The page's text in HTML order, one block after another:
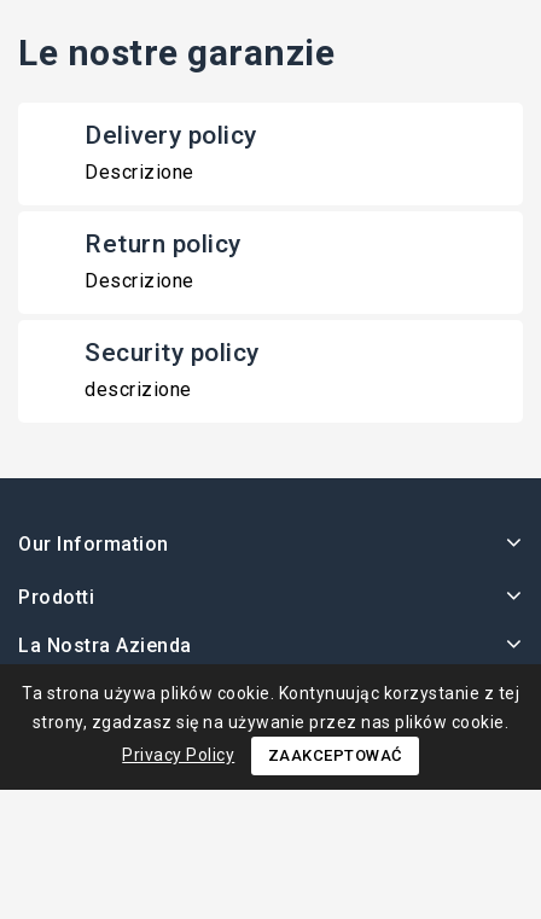
Le nostre garanzie
Delivery policy
Descrizione
Return policy
Descrizione
Security policy
descrizione
Our Information
Prodotti
La Nostra Azienda
Twoje Konto
Ta strona używa plików cookie. Kontynuując korzystanie z tej
strony, zgadzasz się na używanie przez nas plików cookie.
Privacy Policy
ZAAKCEPTOWAĆ